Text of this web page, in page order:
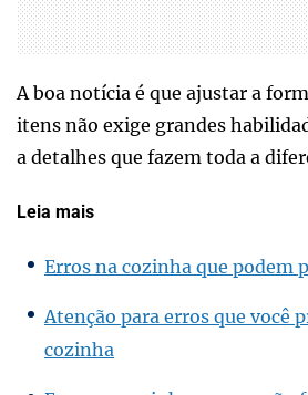
A boa notícia é que ajustar a
itens não exige grandes
a detalhes que fazem toda a
Leia mais
Erros na cozinha que podem
Atenção para erros que você
cozinha